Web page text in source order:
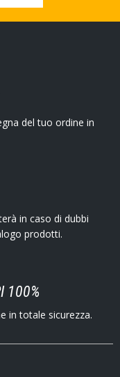
del tuo ordine in
in caso di dubbi
prodotti.
100%
in totale sicurezza.